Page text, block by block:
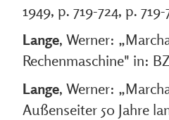
1949, p. 719-724, p. 719-
Lange, Werner:
Rechenmaschine" in:
Lange, Werner:
Außenseiter 50 Jahre